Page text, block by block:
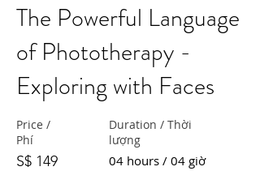
The Powerful Language
of Phototherapy -
Exploring with Faces
Price /
Phí
S$ 149
Duration / Thời
lượng
04 hours / 04 giờ